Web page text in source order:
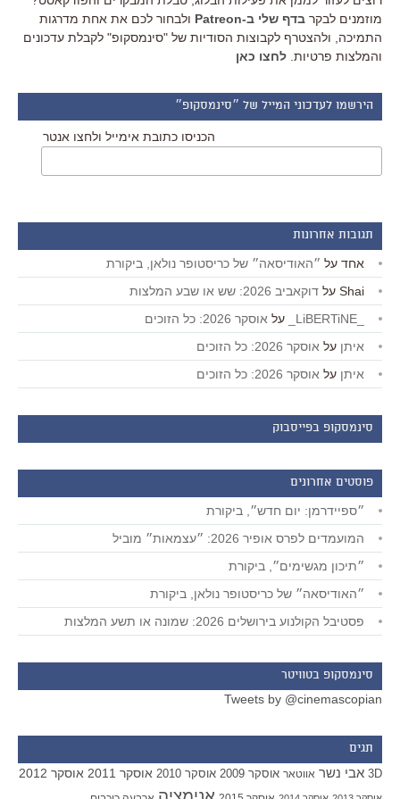
מוזמנים לבקר בדף שלי ב-Patreon
ולבחור לכם את אחת מדרגות
התמיכה, ולהצטרף לקבוצות הסודיות של "סינמסקופ" לקבלת עדכונים
והמלצות פרטיות. לחצו כאן
הירשמו לעדכוני המייל של ״סינמסקופ״
הכניסו כתובת אימייל ולחצו אנטר
תגובות אחרונות
אחד על ״האודיסאה״ של כריסטופר נולאן, ביקורת
Shai על דוקאביב 2026: שש או שבע המלצות
על אוסקר 2026: כל הזוכים
איתן על אוסקר 2026: כל הזוכים
איתן על אוסקר 2026: כל הזוכים
סינמסקופ בפייסבוק
פוסטים אחרונים
״ספיידרמן: יום חדש״, ביקורת
המועמדים לפרס אופיר 2026: ״עצמאות״ מוביל
״תיכון מגשימים״, ביקורת
״האודיסאה״ של כריסטופר נולאן, ביקורת
פסטיבל הקולנוע בירושלים 2026: שמונה או תשע המלצות
סינמסקופ בטוויטר
Tweets by @cinemascopian
תגים
3D אבי נשר אווטאר אוסקר 2009 אוסקר 2010 אוסקר 2011 אוסקר 2012